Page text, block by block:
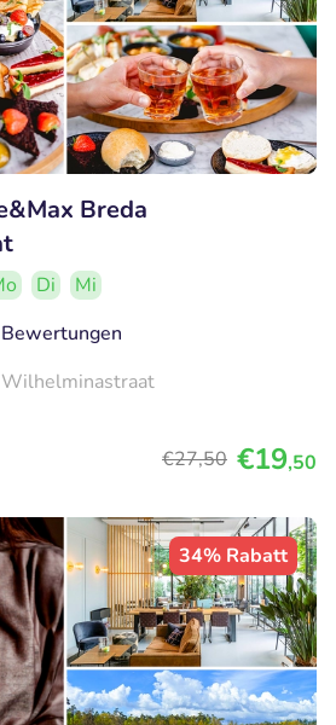
Breda
Di
Mi
€27,50 €19,50
34% Rabatt